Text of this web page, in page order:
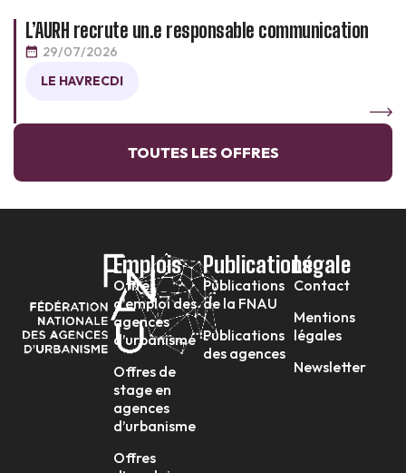
L’AURH recrute un.e responsable communication
29/07/2026
LE HAVRECDI
TOUTES LES OFFRES
Emplois
Offres
d’emploi des
agences
d’urbanisme
Offres de
stage en
agences
d’urbanisme
Offres
Publications
Publications
de la FNAU
Publications
des agences
Légale
Contact
Mentions
légales
Newsletter